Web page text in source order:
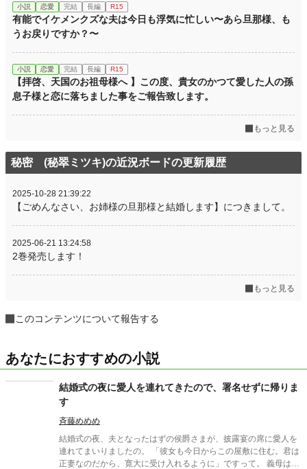
小説 恋愛 完結 長編 R15
有能でイケメンクズな夫は今日も浮気に忙しい〜あら旦那様、も
うお戻りですか？〜
小説 恋愛 完結 長編 R15
【拝啓、天国のお祖母様へ 】この度、貴女のかつて愛した人の孫
息子様と恋に落ちました事をご報告致します。
もっと見る
秘密 (秘翠ミツキ)の近況ボードの更新履歴
2025-10-28 21:39:22
【ごめんなさい、お姉様の旦那様と結婚します】につきまして。
2025-06-21 13:24:58
2巻発売します！
もっと見る
このコンテンツについて報告する
あなたにおすすめの小説
結婚式の夜に愛人を連れてきたので、署名せずに帰りま
す
斉藤めめめ
結婚式の夜、夫となったはずの侯爵さまが、披露宴の席に愛人を
連れてまいりましたの。 「彼女も今日からこの屋敷に住む。君は
正妻なのだから、寛大に受け入れるように」ですって。 義母は